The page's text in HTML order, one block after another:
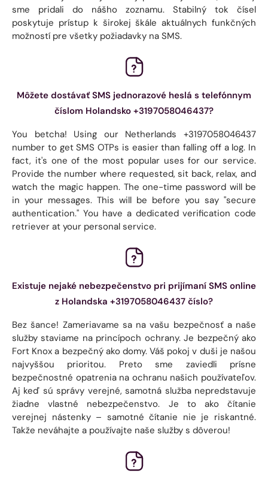
sme pridali do nášho zoznamu. Stabilný tok čísel
poskytuje prístup k širokej škále aktuálnych funkčných
možností pre všetky požiadavky na SMS.
Môžete dostávať SMS jednorazové heslá s telefónnym
číslom Holandsko +3197058046437?
You betcha! Using our Netherlands +3197058046437
number to get SMS OTPs is easier than falling off a log. In
fact, it's one of the most popular uses for our service.
Provide the number where requested, sit back, relax, and
watch the magic happen. The one-time password will be
in your messages. This will be before you say "secure
authentication." You have a dedicated verification code
retriever at your personal service.
Existuje nejaké nebezpečenstvo pri prijímaní SMS online
z Holandska +3197058046437 číslo?
Bez šance! Zameriavame sa na vašu bezpečnosť a naše
služby staviame na princípoch ochrany. Je bezpečný ako
Fort Knox a bezpečný ako domy. Váš pokoj v duši je našou
najvyššou prioritou. Preto sme zaviedli prísne
bezpečnostné opatrenia na ochranu našich používateľov.
Aj keď sú správy verejné, samotná služba nepredstavuje
žiadne vlastné nebezpečenstvo. Je to ako čítanie
verejnej nástenky – samotné čítanie nie je riskantné.
Takže neváhajte a používajte naše služby s dôverou!